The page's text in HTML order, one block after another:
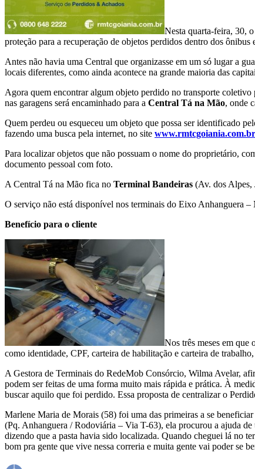
Nesta quarta-feira, 30,
proteção para a recuperação de objetos perdidos dentro dos
Antes não havia uma Central que organizasse em um só lugar a
locais diferentes, como ainda acontece na grande maioria das
Agora quem encontrar algum objeto perdido no transporte
nas garagens será encaminhado para a Central Tá na Mão, onde
Quem perdeu ou esqueceu um objeto que possa ser identificado
fazendo uma busca pela internet, no site www.rmtcgoiania.com.br
Para localizar objetos que não possuam o nome do proprietário,
documento pessoal com foto.
A Central Tá na Mão fica no Terminal Bandeiras (Av. dos Alpes,
O serviço não está disponível nos terminais do Eixo Anhanguera
Benefício para o cliente
Nos três meses em que
como identidade, CPF, carteira de habilitação e carteira de
A Gestora de Terminais do RedeMob Consórcio, Wilma Avelar,
podem ser feitas de uma forma muito mais rápida e prática. À
buscar aquilo que foi perdido. Essa proposta de centralizar o
Marlene Maria de Morais (58) foi uma das primeiras a se
(Pq. Anhanguera / Rodoviária – Via T-63), ela procurou a ajuda
dizendo que a pasta havia sido localizada. Quando cheguei lá no
bom pra gente que vive nessa correria e muita gente vai poder se